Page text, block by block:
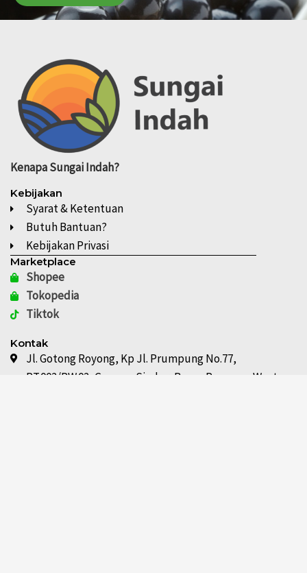
KenapaSungai Indah?
Kebijakan
Syarat & Ketentuan
Butuh Bantuan?
Kebijakan Privasi
Marketplace
Shopee
Tokopedia
Tiktok
Kontak
Jl. Gotong Royong, Kp Jl. Prumpung No.77,
RT.002/RW.02, Gunung Sindur, Bogor Regency, West